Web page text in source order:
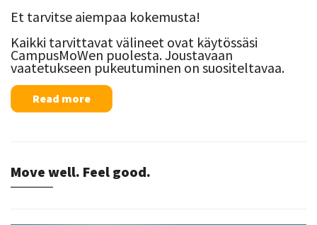
Et tarvitse aiempaa kokemusta!
Kaikki tarvittavat välineet ovat käytössäsi
CampusMoWen puolesta. Joustavaan
vaatetukseen pukeutuminen on suositeltavaa.
Read more
Move well. Feel good.